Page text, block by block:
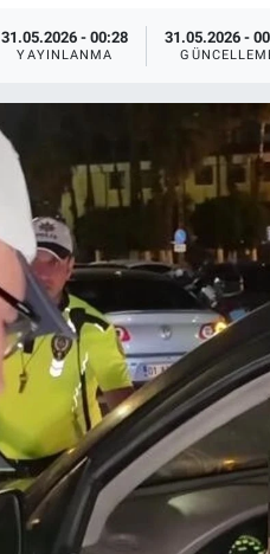
31.05.2026 - 00:28
YAYINLANMA
31.05.2026 -